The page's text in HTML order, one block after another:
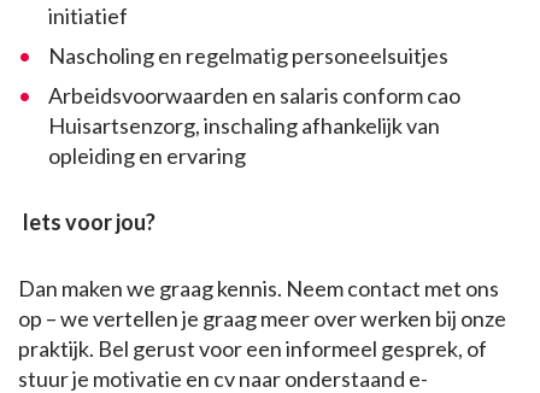
initiatief
Nascholing en regelmatig personeelsuitjes
Arbeidsvoorwaarden en salaris conform cao
Huisartsenzorg, inschaling afhankelijk van
opleiding en ervaring
Iets voor jou?
Dan maken we graag kennis. Neem contact met ons
op – we vertellen je graag meer over werken bij onze
praktijk. Bel gerust voor een informeel gesprek, of
stuur je motivatie en cv naar onderstaand e-